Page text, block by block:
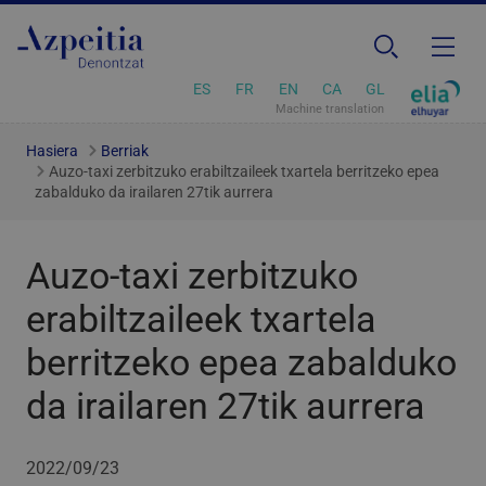
ES FR EN CA GL
Machine translation
Hasiera
Berriak
Auzo-taxi zerbitzuko erabiltzaileek txartela berritzeko epea
zabalduko da irailaren 27tik aurrera
Auzo-taxi zerbitzuko
erabiltzaileek txartela
berritzeko epea zabalduko
da irailaren 27tik aurrera
2022/09/23